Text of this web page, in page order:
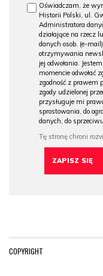
Oświadczam, że
Historii Polski, ul.
Administratora
działające na rzecz
danych osob. (e-
otrzymywania
jej odwołania.
momencie odwołać
zgodność z prawem
zgody udzielonej
przysługuje mi
sprostowania, do
danych, do
COPYRIGHT